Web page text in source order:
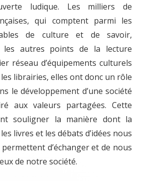
ludique. Les milliers de
qui comptent parmi les
de culture et de savoir,
les autres points de la lecture
réseau d’équipements culturels
librairies, elles ont donc un rôle
le développement d’une société
aux valeurs partagées. Cette
souligner la manière dont la
livres et les débats d’idées nous
d’échanger et de nous
de notre société.